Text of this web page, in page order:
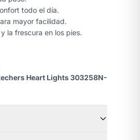
todo el día.
mayor facilidad.
la frescura en los pies.
Heart Lights 303258N-